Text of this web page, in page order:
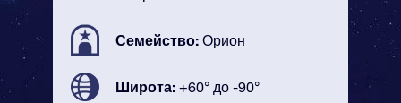
Семейство: Орион
Широта: +60° до -90°